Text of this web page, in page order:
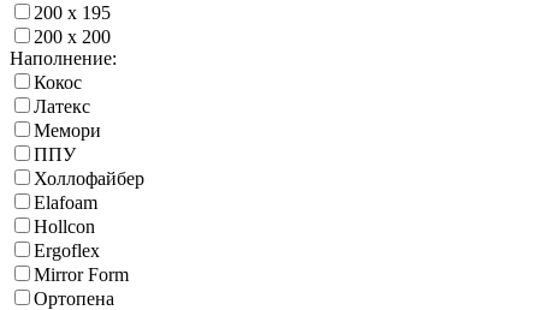
200 х 195
200 х 200
Наполнение:
Кокос
Латекс
Мемори
ППУ
Холлофайбер
Elafoam
Hollcon
Ergoflex
Mirror Form
Ортопена